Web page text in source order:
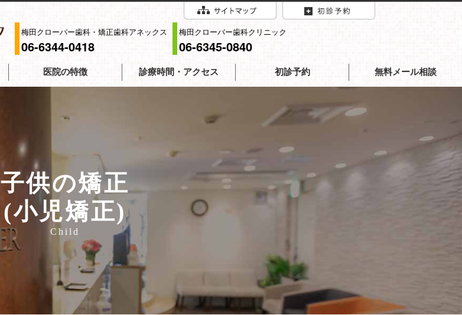
梅田クローバー歯科・矯正歯科アネックス
06-6344-0418
梅田クローバー歯科クリニック
06-6345-0840
医院の特徴 診療時間・アクセス
梅田クローバー歯科クリニック
梅田茶屋町クローバー歯科・矯正歯科
初診予約 無料メール相談
子供の矯正
(小児矯正)
Child